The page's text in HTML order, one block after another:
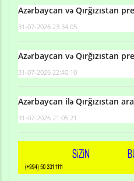
Azərbaycan və Qırğızıstan
31-07-2026 23:34:05
Azərbaycan və Qırğızıstan
31-07-2026 22:40:10
Azərbaycan ilə Qırğızıstan
31-07-2026 21:05:21